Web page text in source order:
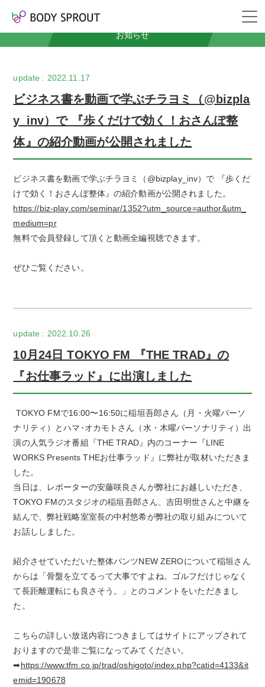
お知らせ
2022.11.17
ビジネス書を動画で学ぶチラヨミ（@bizpla
y_inv）で 『歩くだけで効く！おさんぽ整
体』の紹介動画が公開されました
ビジネス書を動画で学ぶチラヨミ（@bizplay_inv）で 『歩くだ
けで効く！おさんぽ整体』の紹介動画が公開されました。
https://biz-play.com/seminar/1352?utm_source=author&utm_
medium=pr
無料で会員登録して頂くと動画全編視聴できます。
ぜひご覧ください。
2022.10.26
10月24日 TOKYO FM 『THE TRAD』の
『お仕事ラッド』に出演しました
TOKYO FMで16:00〜16:50に稲垣吾郎さん（月・火曜パーソ
ナリティ）とハマ･オカモトさん（水・木曜パーソナリティ）出
演の人気ラジオ番組『THE TRAD』内のコーナー『LINE
WORKS Presents THEお仕事ラッド』に弊社が取材いただきま
した。
当日は、レポーターの安藤咲良さんが弊社にお越しいただき、
TOKYO FMのスタジオの稲垣吾郎さん、吉田明世さんと中継を
結んで、弊社戦略室室長の中村悠希が弊社の取り組みについて
お話ししました。
紹介させていただいた整体パンツNEW ZEROについて稲垣さん
からは「骨盤を立てるって大事ですよね。ゴルフだけじゃなく
て長距離運転にも良さそう。」とのコメントをいただきまし
た。
こちらの詳しい放送内容につきましてはサイトにアップされて
おりますので是非ご覧になってみてください。
➡https://www.tfm.co.jp/trad/oshigoto/index.php?catid=4133&it
emid=190678